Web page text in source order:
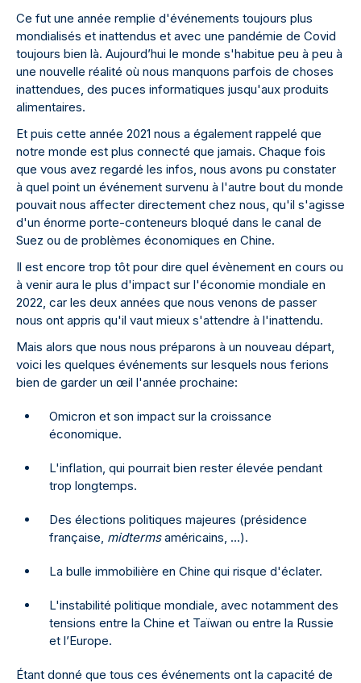
Ce fut une année remplie d'événements toujours plus
mondialisés et inattendus et avec une pandémie de Covid
toujours bien là. Aujourd’hui le monde s'habitue peu à peu à
une nouvelle réalité où nous manquons parfois de choses
inattendues, des puces informatiques jusqu'aux produits
alimentaires.
Et puis cette année 2021 nous a également rappelé que
notre monde est plus connecté que jamais. Chaque fois
que vous avez regardé les infos, nous avons pu constater
à quel point un événement survenu à l'autre bout du monde
pouvait nous affecter directement chez nous, qu'il s'agisse
d'un énorme porte-conteneurs bloqué dans le canal de
Suez ou de problèmes économiques en Chine.
Il est encore trop tôt pour dire quel évènement en cours ou
à venir aura le plus d'impact sur l'économie mondiale en
2022, car les deux années que nous venons de passer
nous ont appris qu'il vaut mieux s'attendre à l'inattendu.
Mais alors que nous nous préparons à un nouveau départ,
voici les quelques événements sur lesquels nous ferions
bien de garder un œil l'année prochaine:
Omicron et son impact sur la croissance
économique.
L'inflation, qui pourrait bien rester élevée pendant
trop longtemps.
Des élections politiques majeures (présidence
française, midtermsaméricains, ...).
La bulle immobilière en Chine qui risque d'éclater.
L'instabilité politique mondiale, avec notamment des
tensions entre la Chine et Taïwan ou entre la Russie
et l’Europe.
Étant donné que tous ces événements ont la capacité de